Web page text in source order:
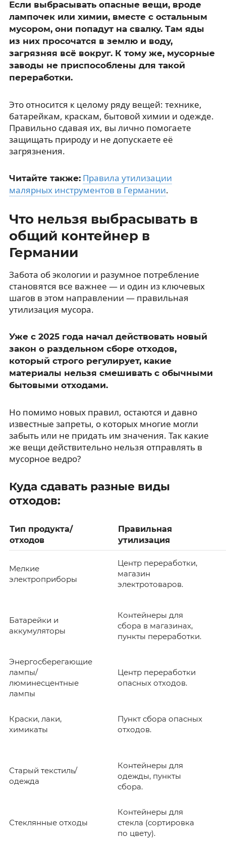
Если выбрасывать опасные вещи, вроде
лампочек или химии, вместе с остальным
мусором, они попадут на свалку. Там яды
из них просочатся в землю и воду,
загрязняя всё вокруг. К тому же, мусорные
заводы не приспособлены для такой
переработки.
Это относится к целому ряду вещей: технике,
батарейкам, краскам, бытовой химии и одежде.
Правильно сдавая их, вы лично помогаете
защищать природу и не допускаете её
загрязнения.
Читайте также: Правила утилизации
малярных инструментов в Германии.
Что нельзя выбрасывать в
общий контейнер в
Германии
Забота об экологии и разумное потребление
становятся все важнее — и один из ключевых
шагов в этом направлении — правильная
утилизация мусора.
Уже с 2025 года начал действовать новый
закон о раздельном сборе отходов,
который строго регулирует, какие
материалы нельзя смешивать с обычными
бытовыми отходами.
Но помимо новых правил, остаются и давно
известные запреты, о которых многие могли
забыть или не придать им значения. Так какие
же вещи действительно нельзя отправлять в
мусорное ведро?
Куда сдавать разные виды
отходов:
Тип продукта/
отходов
Правильная
утилизация
Мелкие
электроприборы
Центр переработки,
магазин
электротоваров.
Батарейки и
аккумуляторы
Контейнеры для
сбора в магазинах,
пункты переработки.
Энергосберегающие
лампы/
люминесцентные
лампы
Центр переработки
опасных отходов.
Краски, лаки,
химикаты
Пункт сбора опасных
отходов.
Старый текстиль/
одежда
Контейнеры для
одежды, пункты
сбора.
Стеклянные отходы
Контейнеры для
стекла (сортировка
по цвету).